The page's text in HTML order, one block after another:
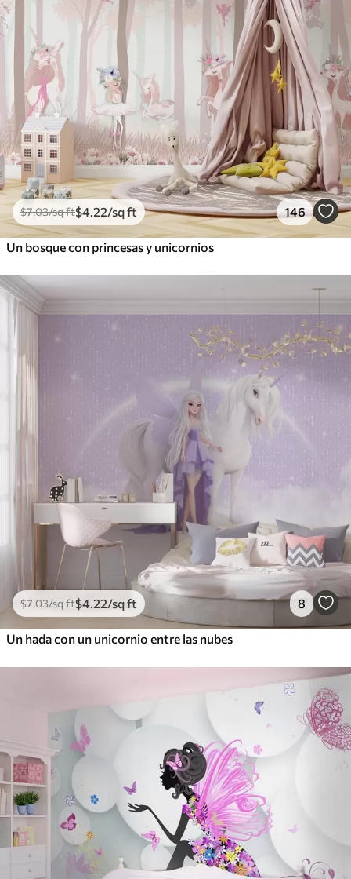
$7.03/sq ft$4 .22/sq ft 146
Un bosque con princesas y unicornios
$7.03/sq ft$4 .22/sq ft 8
Un hada con un unicornio entre las nubes